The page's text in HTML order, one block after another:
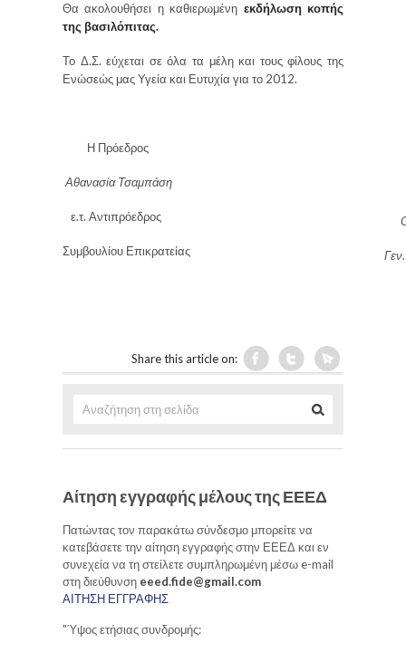
Θα ακολουθήσει η καθιερωμένη εκδήλωση κοπής
της βασιλόπιτας.
Το Δ.Σ. εύχεται σε όλα τα μέλη και τους φίλους της
Ενώσεώς μας Υγεία και Ευτυχία για το 2012.
Η Πρόεδρος
Αθανασία Τσαμπάση
ε.τ. Αντιπρόεδρος
Συμβουλίου Επικρατείας
Share this article on:
Αίτηση εγγραφής μέλους της ΕΕΕΔ
Πατώντας τον παρακάτω σύνδεσμο μπορείτε να
κατεβάσετε την αίτηση εγγραφής στην ΕΕΕΔ και εν
συνεχεία να τη στείλετε συμπληρωμένη μέσω e-mail
στη διεύθυνση eeed.fide@gmail.com
ΑΙΤΗΣΗ ΕΓΓΡΑΦΗΣ
"Ύψος ετήσιας συνδρομής: